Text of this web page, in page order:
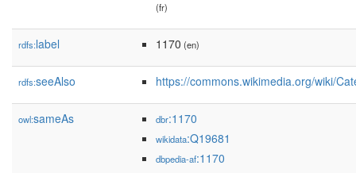
(fr)
rdfs:label 1170 (en)
rdfs:seeAlso https://commons.wikimedia.org/wiki/
owl:sameAs dbr:1170
wikidata:Q19681
dbpedia-af:1170